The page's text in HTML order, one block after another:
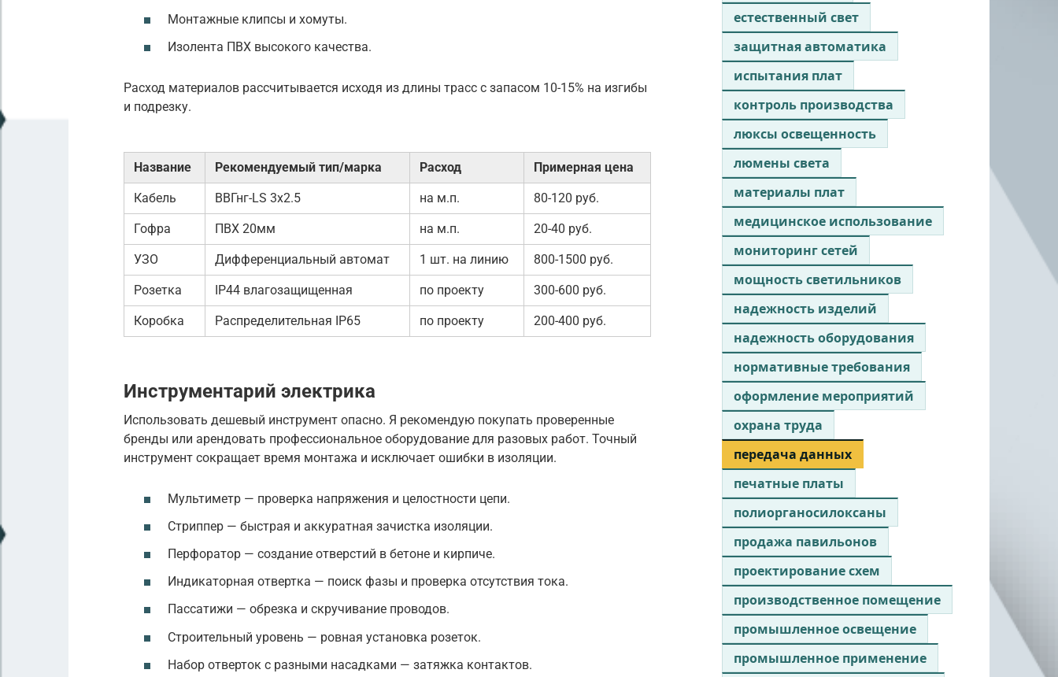
Монтажные клипсы и хомуты.
Изолента ПВХ высокого качества.
Расход материалов рассчитывается исходя из длины трасс с запасом 10-15% на изгибы
и подрезку.
Название Рекомендуемый тип/марка Расход Примерная цена
Кабель ВВГнг-LS 3х2.5 на м.п. 80-120 руб.
Гофра ПВХ 20мм на м.п. 20-40 руб.
УЗО Дифференциальный автомат 1 шт. на линию 800-1500 руб.
Розетка IP44 влагозащищенная по проекту 300-600 руб.
Коробка Распределительная IP65 по проекту 200-400 руб.
Инструментарий электрика
Использовать дешевый инструмент опасно. Я рекомендую покупать проверенные
бренды или арендовать профессиональное оборудование для разовых работ. Точный
инструмент сокращает время монтажа и исключает ошибки в изоляции.
Мультиметр — проверка напряжения и целостности цепи.
Стриппер — быстрая и аккуратная зачистка изоляции.
Перфоратор — создание отверстий в бетоне и кирпиче.
Индикаторная отвертка — поиск фазы и проверка отсутствия тока.
Пассатижи — обрезка и скручивание проводов.
Строительный уровень — ровная установка розеток.
Набор отверток с разными насадками — затяжка контактов.
естественный свет
защитная автоматика
испытания плат
контроль производства
люксы освещенность
люмены света
материалы плат
медицинское использование
мониторинг сетей
мощность светильников
надежность изделий
надежность оборудования
нормативные требования
оформление мероприятий
охрана труда
передача данных
печатные платы
полиорганосилоксаны
продажа павильонов
проектирование схем
производственное помещение
промышленное освещение
промышленное применение